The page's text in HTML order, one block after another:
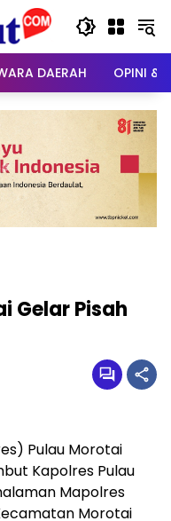
DAERAH OPINI &
Gelar Pisah
Pulau Morotai
Kapolres Pulau
Mapolres
Morotai